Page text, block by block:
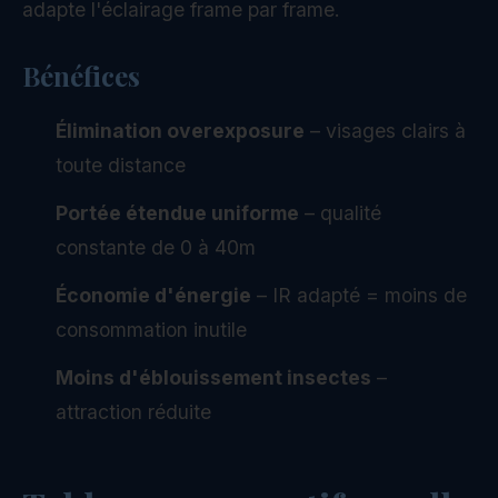
adapte l'éclairage frame par frame.
Bénéfices
Élimination overexposure – visages clairs à
toute distance
Portée étendue uniforme – qualité
constante de 0 à 40m
Économie d'énergie – IR adapté = moins de
consommation inutile
Moins d'éblouissement insectes –
attraction réduite